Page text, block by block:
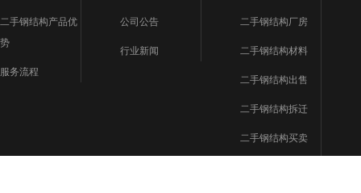
二手钢结构产品优
势
服务流程
公司公告
行业新闻
二手钢结构厂房
二手钢结构材料
二手钢结构出售
二手钢结构拆迁
二手钢结构买卖